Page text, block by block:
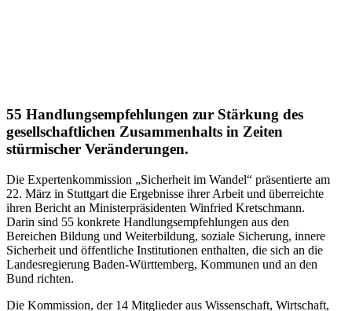
55 Handlungs­emp­feh­lungen zur Stärkung des
gesell­schaft­lichen Zusam­men­halts in Zeiten
stürmi­scher Veränderungen.
Die Exper­ten­kom­mission „Sicherheit im Wandel“ präsen­tierte am
22. März in Stuttgart die Ergeb­nisse ihrer Arbeit und überreichte
ihren Bericht an Minis­ter­prä­si­denten Winfried Kretschmann.
Darin sind 55 konkrete Handlungs­emp­feh­lungen aus den
Bereichen Bildung und Weiter­bildung, soziale Sicherung, innere
Sicherheit und öffent­liche Insti­tu­tionen enthalten, die sich an die
Landes­re­gierung Baden-Württemberg, Kommunen und an den
Bund richten.
Die Kommission, der 14 Mitglieder aus Wissen­schaft, Wirtschaft,